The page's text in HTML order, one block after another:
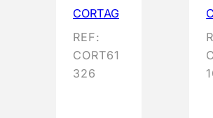
a
r
i
d
CORTAG
REF:
CORT61
326